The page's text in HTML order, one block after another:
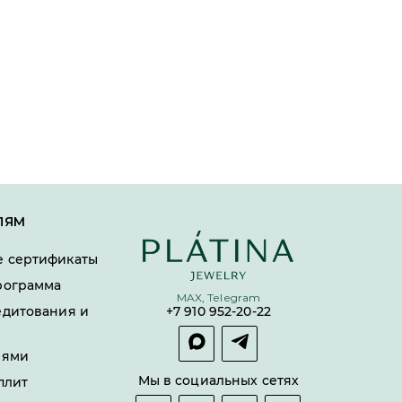
сертификаты
и
MAX, Telegram
+7 910 952-20-22
Мы в социальных сетях